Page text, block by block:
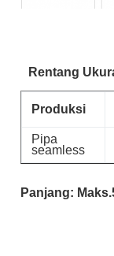
Rentang
Produksi
Pipa
seamless
Panjang: